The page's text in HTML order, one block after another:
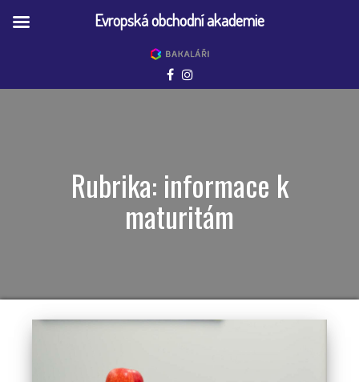
Rubrika: informace k
maturitám
Evropská obchodní akademie